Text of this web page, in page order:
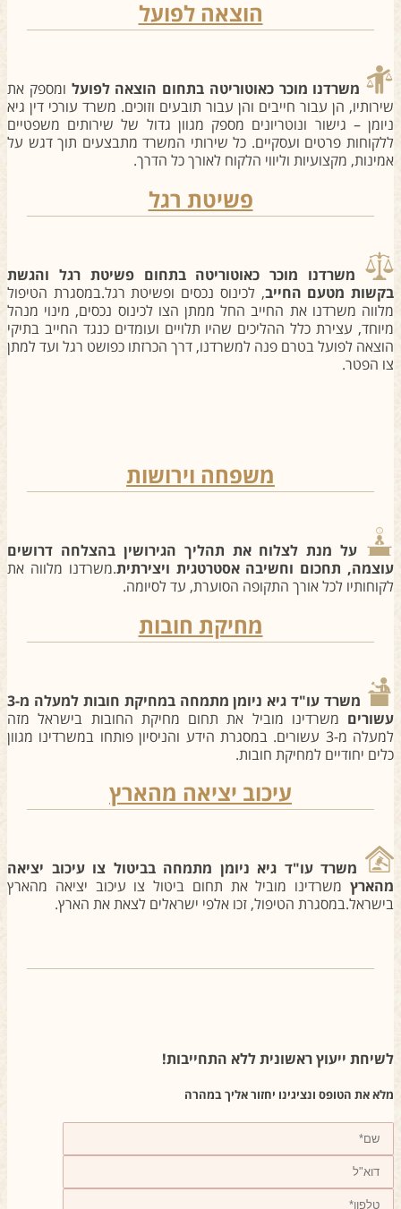
הוצאה לפועל
משרדנו מוכר כאוטוריטה בתחום הוצאה לפועלומספק את
הן עבור חייבים והן עבור תובעים וזוכים. משרד עורכי דין גיא
– גישור ונוטריונים מספק מגוון גדול של שירותים משפטיים
פרטים ועסקיים. כל שירותי המשרד מתבצעים תוך דגש על
מקצועיות וליווי הלקוח לאורך כל הדרך.
פשיטת רגל
משרדנו מוכר כאוטוריטה בתחום פשיטת רגל והגשת
מטעם החייב, לכינוס נכסים ופשיטת רגל.במסגרת הטיפול
משרדנו את החייב החל ממתן הצו לכינוס נכסים, מינוי מנהל
עצירת כלל ההליכים שהיו תלויים ועומדים כנגד החייב בתיקי
לפועל בטרם פנה למשרדנו, דרך הכרזתו כפושט רגל ועד למתן
הפטר.
משפחה וירושות
על מנת לצלוח את תהליך הגירושין בהצלחה דרושים
תחכום וחשיבה אסטרטגית ויצירתית.משרדנו מלווה את
לכל אורך התקופה הסוערת, עד לסיומה.
מחיקת חובות
משרד עו"ד גיא ניומן מתמחה במחיקת חובות למעלה מ-3
משרדינו מוביל את תחום מחיקת החובות בישראל מזה
למעלה מ-3 עשורים. במסגרת הידע והניסיון פותחו במשרדינו מגוון
יחודיים למחיקת חובות.
עיכוב יציאה מהארץ
משרד עו"ד גיא ניומן מתמחה בביטול צו עיכוב יציאה
משרדינו מוביל את תחום ביטול צו עיכוב יציאה מהארץ
הטיפול, זכו אלפי ישראלים לצאת את הארץ.
ייעוץ ראשונית ללא התחייבות!
את הטופס ונציגינו יחזור אליך במהרה